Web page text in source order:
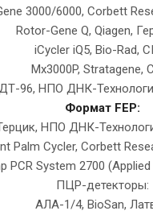
3000/6000, Corbett
Rotor-Gene Q, Qiagen,
iCycler iQ5, Bio-Rad,
Mx3000P, Stratagene,
96, НПО ДНК-
Формат FEP:
НПО ДНК-
Palm Cycler, Corbett
PCR System 2700
ПЦР-детекторы:
AЛА-1/4, BioSan,